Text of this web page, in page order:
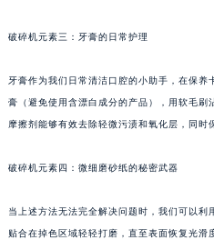
破碎机元素三：牙膏的日常护理
牙膏作为我们日常清洁口腔的小助手，在保
膏（避免使用含漂白成分的产品），用软毛刷
摩擦剂能够有效去除轻微污渍和氧化层，同时
破碎机元素四：微细磨砂纸的秘密武器
当上述方法无法完全解决问题时，我们可以
贴合在掉色区域轻轻打磨，直至表面恢复光